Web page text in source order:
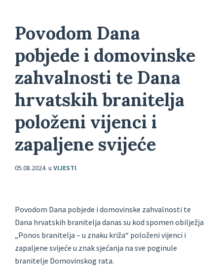
Povodom Dana
pobjede i domovinske
zahvalnosti te Dana
hrvatskih branitelja
položeni vijenci i
zapaljene svijeće
05.08.2024. u VIJESTI
Povodom Dana pobjede i domovinske zahvalnosti te
Dana hrvatskih branitelja danas su kod spomen obilježja
„Ponos branitelja – u znaku križa“ položeni vijenci i
zapaljene svijeće u znak sjećanja na sve poginule
branitelje Domovinskog rata.